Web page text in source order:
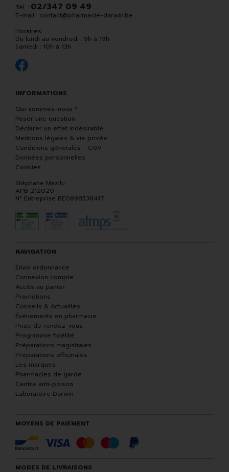
Tél. : 02/347 09 49
E-mail : contact@pharmacie-darwin.be
Horaires
Du lundi au vendredi : 9h à 19h
Samedi : 10h à 13h
INFORMATIONS
Qui sommes-nous ?
Poser une question
Déclarer un effet indésirable
Mentions légales & vie privée
Conditions générales - CGV
Données personnelles
Cookies
Stéphane Mazilu
APB 212020
N° Entreprise BE0898538417
NAVIGATION
Envoi ordonnance
Connexion compte
Accès au panier
Promotions
Conseils & Actualités
Événements en pharmacie
Prise de rendez-vous
Programme fidélité
Préparations magistrales
Préparations officinales
Les marques
Pharmacies de garde
Centre anti-poison
Laboratoire Darwin
MOYENS DE PAIEMENT
MODES DE LIVRAISONS